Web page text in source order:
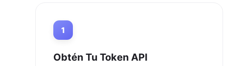
1
Obtén Tu Token API